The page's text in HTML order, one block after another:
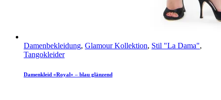
Damenbekleidung, Glamour Kollektion, Stil "La Dama",
Tangokleider
Damenkleid «Royal» – blau glänzend